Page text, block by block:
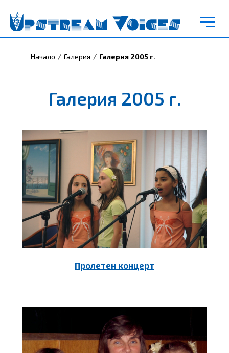
Начало Галерия Галерия 2005 г.
Галерия 2005 г.
Пролетен концерт